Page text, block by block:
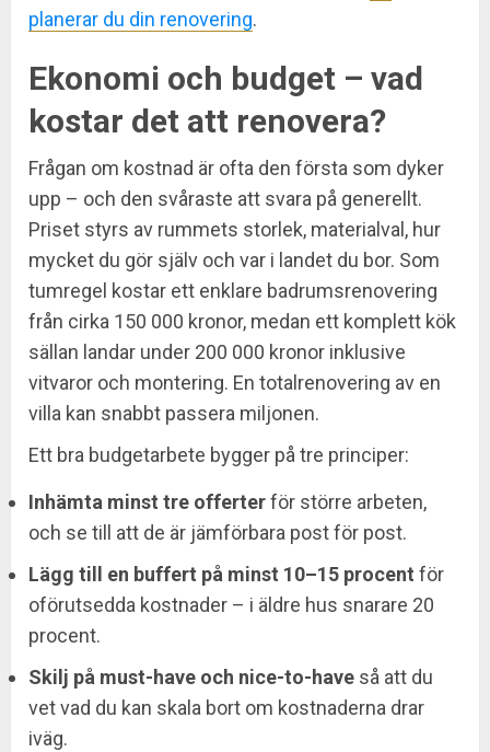
planerar du din renovering.
Ekonomi och budget – vad
kostar det att renovera?
Frågan om kostnad är ofta den första som dyker
upp – och den svåraste att svara på generellt.
Priset styrs av rummets storlek, materialval, hur
mycket du gör själv och var i landet du bor. Som
tumregel kostar ett enklare badrumsrenovering
från cirka 150 000 kronor, medan ett komplett kök
sällan landar under 200 000 kronor inklusive
vitvaror och montering. En totalrenovering av en
villa kan snabbt passera miljonen.
Ett bra budgetarbete bygger på tre principer:
Inhämta minst tre offerterför större arbeten,
och se till att de är jämförbara post för post.
Lägg till en buffert på minst 10–15 procent för
oförutsedda kostnader – i äldre hus snarare 20
procent.
Skilj på must-have och nice-to-have så att du
vet vad du kan skala bort om kostnaderna drar
iväg.